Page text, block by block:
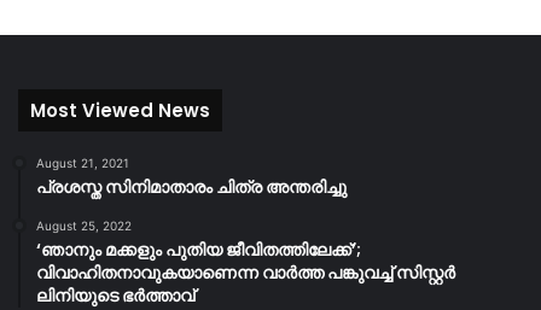
Most Viewed News
August 21, 2021
പ്രശസ്ത സിനിമാതാരം ചിത്ര അന്തരിച്ചു
August 25, 2022
‘ഞാനും മക്കളും പുതിയ ജീവിതത്തിലേക്ക്’;
വിവാഹിതനാവുകയാണെന്ന വാർത്ത പങ്കുവച്ച് സിസ്റ്റർ
ലിനിയുടെ ഭർത്താവ്